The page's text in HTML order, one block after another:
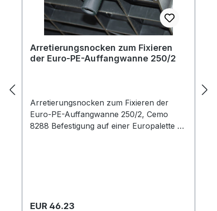
Arretierungsnocken zum Fixieren
der Euro-PE-Auffangwanne 250/2
Arretierungsnocken zum Fixieren der
Euro-PE-Auffangwanne 250/2, Cemo
8288 Befestigung auf einer Europalette 4
Regulärer Preis:
EUR 46.23